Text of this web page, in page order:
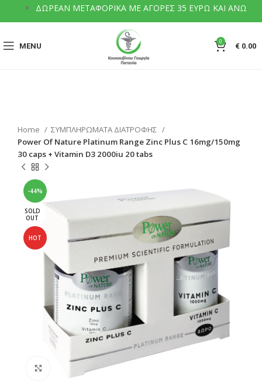
ΔΩΡΕΑΝ ΜΕΤΑΦΟΡΙΚΑ ΜΕ ΑΓΟΡΕΣ 35 ΕΥΡΩ ΚΑΙ ΑΝΩ
MENU 0 € 0.00
Home
ΣΥΜΠΛΗΡΩΜΑΤΑ ΔΙΑΤΡΟΦΗΣ
Power Of Nature Platinum Range Zinc Plus C 16mg/150mg
30 caps + Vitamin D3 2000iu 20 tabs
-44%
SOLD
OUT
HOT
Click to enlarge